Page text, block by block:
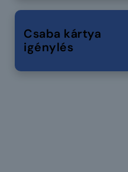
Csaba kártya
igénylés